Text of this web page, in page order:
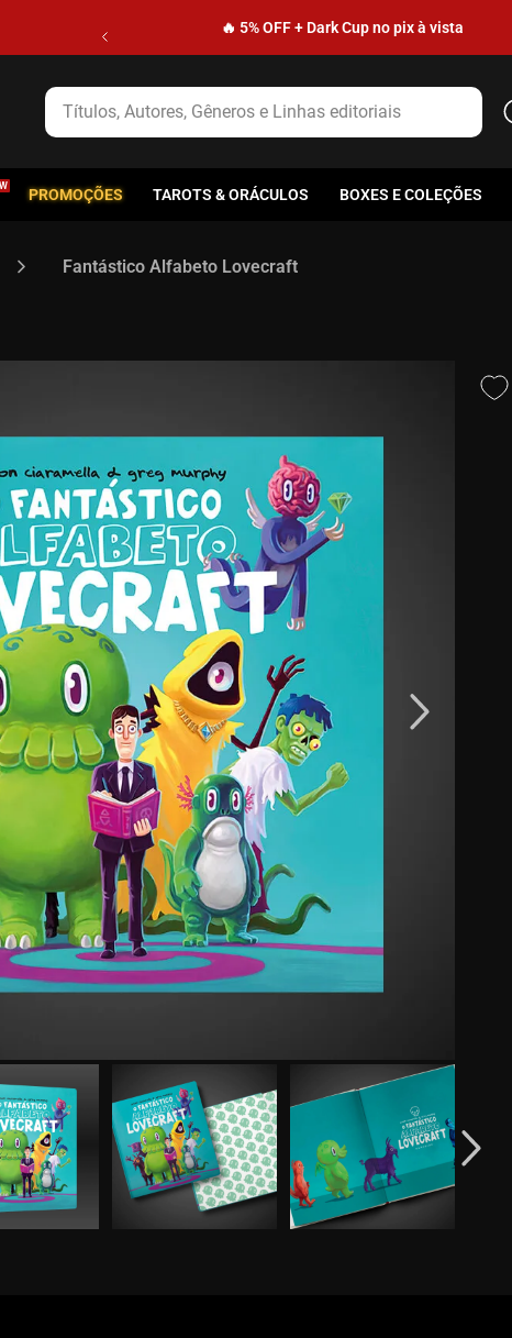
🔥 5% OFF + Dark Cup no pix à vista
Títulos, Autores, Gêneros e Linhas editoriais
PROMOÇÕES TAROTS & ORÁCULOS BOXES E COLEÇÕES
Fantástico Alfabeto Lovecraft